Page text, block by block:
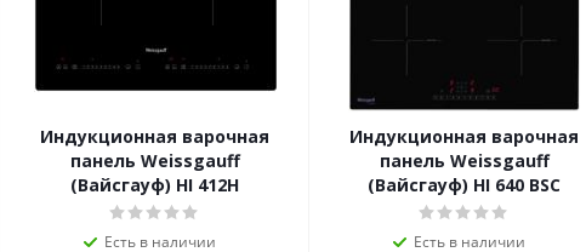
Индукционная варочная
панель Weissgauff
(Вайсгауф) HI 412H
Есть в наличии
Индукционная варочная
панель Weissgauff
(Вайсгауф) HI 640 BSC
Есть в наличии